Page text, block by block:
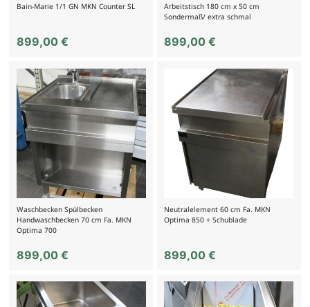
Bain-Marie 1/1 GN MKN Counter SL
899,00 €
Arbeitstisch 180 cm x 50 cm
Sondermaß/ extra schmal
899,00€
Waschbecken Spülbecken
Handwaschbecken 70 cm Fa. MKN
Optima 700
899,00 €
Neutralelement 60 cm Fa. MKN
Optima 850 + Schublade
899,00€